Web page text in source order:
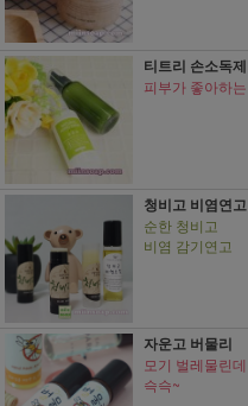
티트리 손소독제
피부가 좋아하는
청비고 비염연고
순한 청비고
비염 감기연고
자운고 버물리
모기 벌레물린데
슥슥~